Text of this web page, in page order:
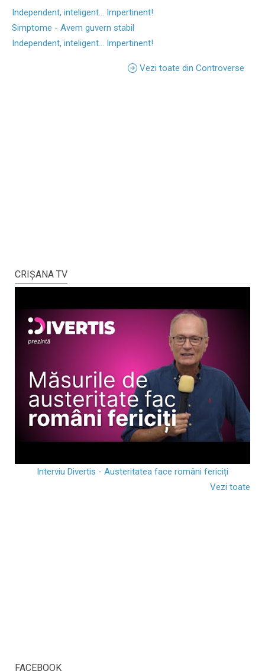
Independent, inteligent... Impertinent!
Simptome - Avem guvern stabil
Independent, inteligent... Impertinent!
Vezi toate din Controverse
CRIŞANA TV
Interviu Divertis - Austeritatea face români fericiți
Vezi toate
FACEBOOK